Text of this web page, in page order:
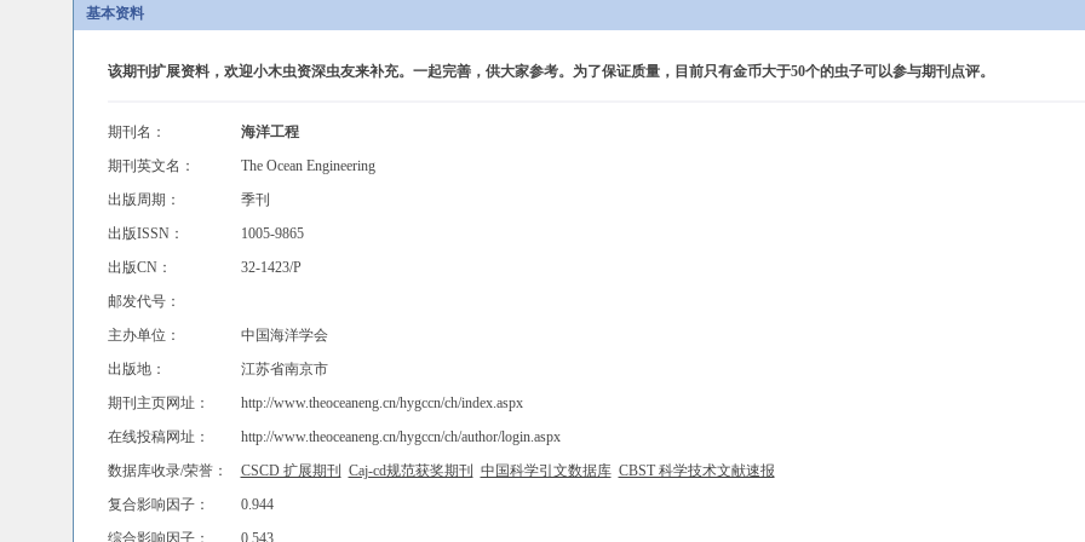
基本资料
该期刊扩展资料，欢迎小木虫资深虫友来补充。一起完善，供大家参考。为了保证质量，目前只有金币大于50个的虫子可以参与期刊点评。
期刊名： 海洋工程
期刊英文名：
The Ocean Engineering
出版周期：
季刊
出版ISSN：
1005-9865
出版CN：
32-1423/P
邮发代号：
主办单位：
中国海洋学会
出版地：
江苏省南京市
期刊主页网址：
http://www.theoceaneng.cn/hygccn/ch/index.aspx
在线投稿网址：
http://www.theoceaneng.cn/hygccn/ch/author/login.aspx
数据库收录/荣誉：
CSCD 扩展期刊 Caj-cd规范获奖期刊 中国科学引文数据库 CBST 科学技术文献速报
复合影响因子：
0.944
综合影响因子：
0.543